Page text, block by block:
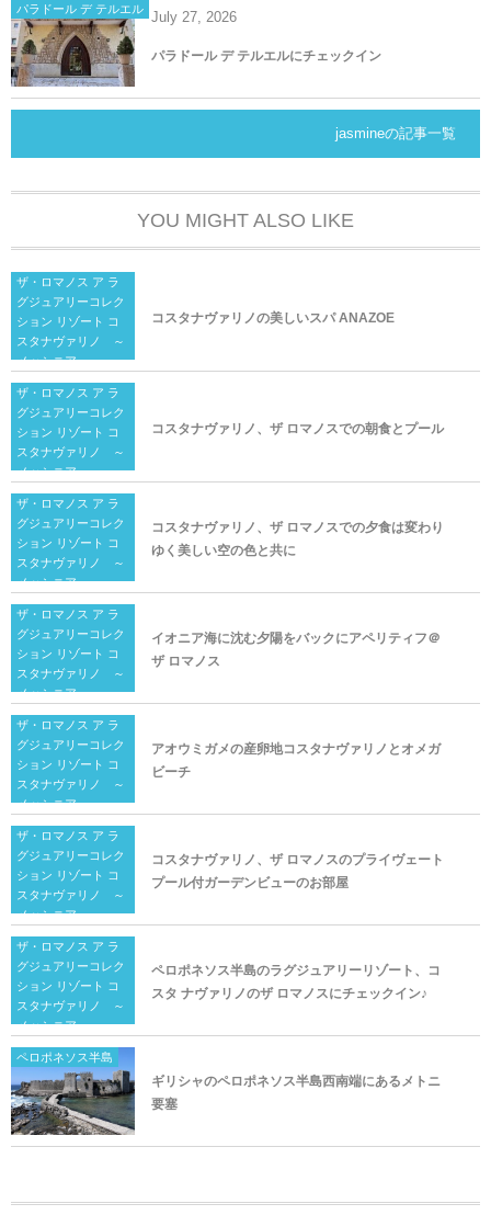
パラドール デ テルエル July 27, 2026
パラドール デ テルエルにチェックイン
jasmineの記事一覧
YOU MIGHT ALSO LIKE
ザ・ロマノス ア ラ
グジュアリーコレク
ション リゾート コ
スタナヴァリノ ～
メッシニア～
コスタナヴァリノの美しいスパ ANAZOE
ザ・ロマノス ア ラ
グジュアリーコレク
ション リゾート コ
スタナヴァリノ ～
メッシニア～
コスタナヴァリノ、ザ ロマノスでの朝食とプール
ザ・ロマノス ア ラ
グジュアリーコレク
ション リゾート コ
スタナヴァリノ ～
メッシニア～
コスタナヴァリノ、ザ ロマノスでの夕食は変わり
ゆく美しい空の色と共に
ザ・ロマノス ア ラ
グジュアリーコレク
ション リゾート コ
スタナヴァリノ ～
メッシニア～
イオニア海に沈む夕陽をバックにアペリティフ＠
ザ ロマノス
ザ・ロマノス ア ラ
グジュアリーコレク
ション リゾート コ
スタナヴァリノ ～
メッシニア～
アオウミガメの産卵地コスタナヴァリノとオメガ
ビーチ
ザ・ロマノス ア ラ
グジュアリーコレク
ション リゾート コ
スタナヴァリノ ～
メッシニア～
コスタナヴァリノ、ザ ロマノスのプライヴェート
プール付ガーデンビューのお部屋
ザ・ロマノス ア ラ
グジュアリーコレク
ション リゾート コ
スタナヴァリノ ～
メッシニア～
ペロポネソス半島のラグジュアリーリゾート、コ
スタ ナヴァリノのザ ロマノスにチェックイン♪
ペロポネソス半島
ギリシャのペロポネソス半島西南端にあるメトニ
要塞